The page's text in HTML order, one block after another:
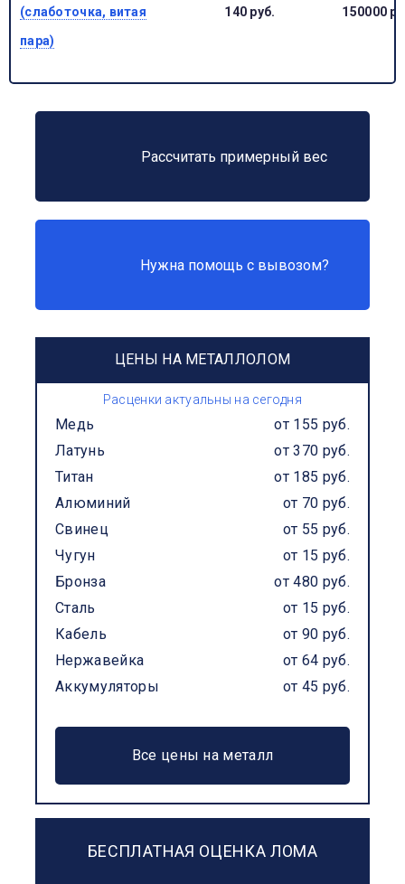
(слаботочка, витая
пара)
140 руб. 150000
Рассчитать примерный вес
Нужна помощь с вывозом?
ЦЕНЫ НА МЕТАЛЛОЛОМ
Расценки актуальны на сегодня
Медь
от 155 руб.
Латунь
от 370 руб.
Титан
от 185 руб.
Алюминий
от 70 руб.
Свинец
от 55 руб.
Чугун
от 15 руб.
Бронза
от 480 руб.
Сталь
от 15 руб.
Кабель
от 90 руб.
Нержавейка
от 64 руб.
Аккумуляторы
от 45 руб.
Все цены на металл
БЕСПЛАТНАЯ ОЦЕНКА ЛОМА